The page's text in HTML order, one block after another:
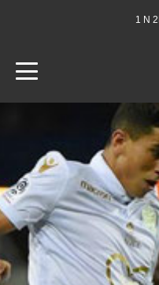
1 N 2